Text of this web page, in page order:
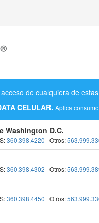
de cualquiera de
CELULAR. Aplica
Washington D.C.
360.398.4220 | Otros:
360.398.4302 | Otros:
360.398.4450 | Otros: